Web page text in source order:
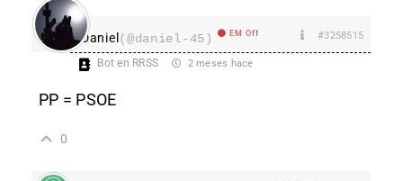
Daniel(@daniel-45) EM Off #3258515
Bot en RRSS 2 meses hace
PP = PSOE
0